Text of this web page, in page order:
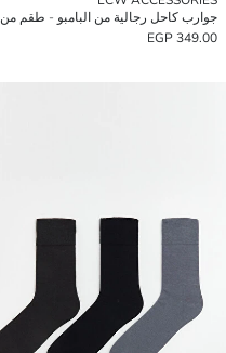
جوارب كاحل رجالية من البامبو - طقم من 3
349.00 EGP